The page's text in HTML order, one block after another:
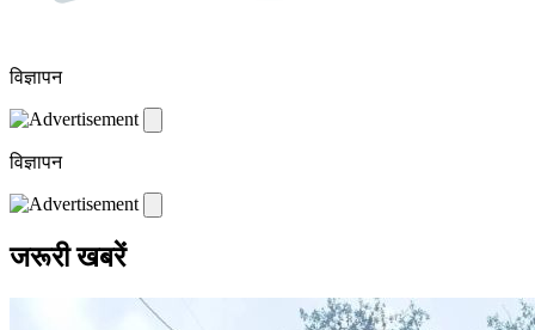
विज्ञापन
विज्ञापन
जरूरी खबरें